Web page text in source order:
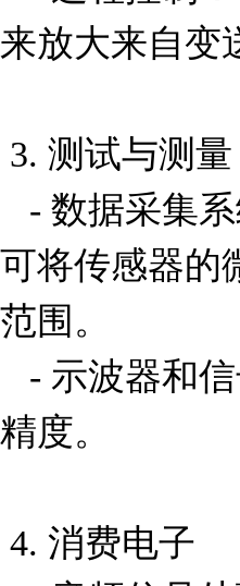
来放大来自变
可将传感器的
范围。
精度。